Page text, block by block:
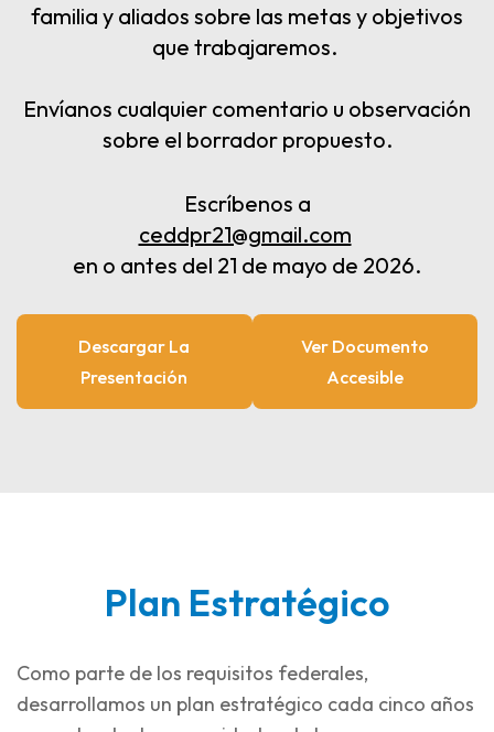
familia y aliados sobre las metas y objetivos
que trabajaremos.
Envíanos cualquier comentario u observación
sobre el borrador propuesto.
Escríbenos a
ceddpr21@gmail.com
en o antes del 21 de mayo de 2026.
Descargar La
Presentación
Ver Documento
Accesible
Plan Estratégico
Como parte de los requisitos federales,
desarrollamos un plan estratégico cada cinco años